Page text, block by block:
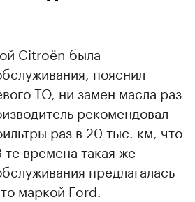
Citroёn была
пояснил
ТО, ни замен масла раз
рекомендовал
раз в 20 тыс. км, что
времена такая же
предлагалась
маркой Ford.